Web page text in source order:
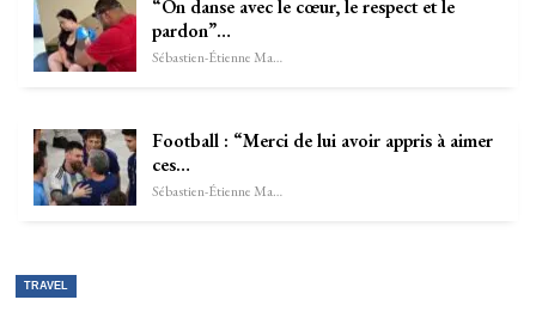
“On danse avec le cœur, le respect et le
pardon”…
Sébastien-Étienne Marechal
Football : “Merci de lui avoir appris à aimer
ces…
Sébastien-Étienne Marechal
TRAVEL